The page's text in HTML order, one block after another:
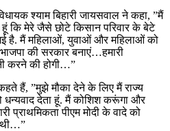
श्याम बिहारी जायसवाल ने कहा, ”मैं
हूं कि मेरे जैसे छोटे किसान परिवार के बेटे
गई है. मैं महिलाओं, युवाओं और महिलाओं को
की सरकार बनाएं…हमारी
करने की होगी…”
हैं, ”मुझे मौका देने के लिए मैं राज्य
धन्यवाद देता हूं. मैं कोशिश करूंगा और
प्राथमिकता पीएम मोदी के वादे को